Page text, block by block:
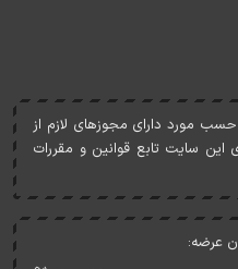
مورد دارای مجوزهای لازم از
اين سايت تابع قوانين و مقررات
عرضه: